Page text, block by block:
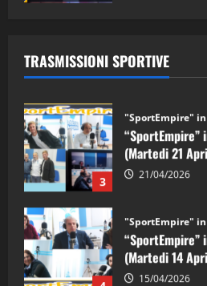
TRASMISSIONI SPORTIVE
2 28/04/2026
3
“SportEmpire”
(Martedi 21
4
“SportEmpire”
(Martedi 14